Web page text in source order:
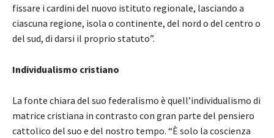
fissare i cardini del nuovo istituto regionale, lasciando a
ciascuna regione, isola o continente, del nord o del centro o
del sud, di darsi il proprio statuto”.
Individualismo cristiano
La fonte chiara del suo federalismo è quell’individualismo di
matrice cristiana in contrasto con gran parte del pensiero
cattolico del suo e del nostro tempo. “È solo la coscienza